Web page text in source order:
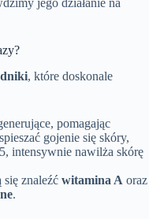
jego działanie na
, które doskonale
pomagając
gojenie się skóry,
intensywnie nawilża skórę
się znaleźć witamina A oraz
.